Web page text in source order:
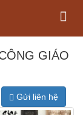
GIÁO
Gửi liên hệ